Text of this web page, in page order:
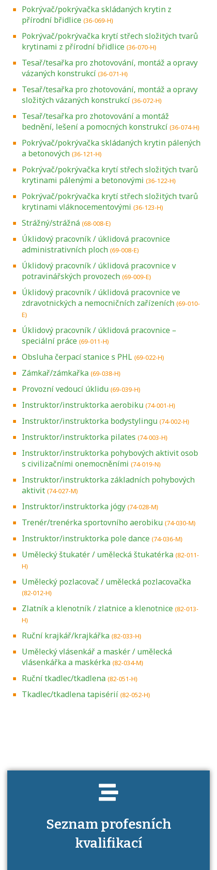
Pokrývač/pokrývačka skládaných krytin z
přírodní břidlice (36-069-H)
Pokrývač/pokrývačka krytí střech složitých tvarů
krytinami z přírodní břidlice (36-070-H)
Tesař/tesařka pro zhotovování, montáž a opravy
vázaných konstrukcí (36-071-H)
Tesař/tesařka pro zhotovování, montáž a opravy
složitých vázaných konstrukcí (36-072-H)
Tesař/tesařka pro zhotovování a montáž
bednění, lešení a pomocných konstrukcí (36-074-H)
Pokrývač/pokrývačka skládaných krytin pálených
a betonových (36-121-H)
Pokrývač/pokrývačka krytí střech složitých tvarů
krytinami pálenými a betonovými (36-122-H)
Pokrývač/pokrývačka krytí střech složitých tvarů
krytinami vláknocementovými (36-123-H)
Strážný/strážná (68-008-E)
Úklidový pracovník / úklidová pracovnice
administrativních ploch (69-008-E)
Úklidový pracovník / úklidová pracovnice v
potravinářských provozech (69-009-E)
Úklidový pracovník / úklidová pracovnice ve
zdravotnických a nemocničních zařízeních (69-010-
E)
Úklidový pracovník / úklidová pracovnice –
speciální práce (69-011-H)
Obsluha čerpací stanice s PHL (69-022-H)
Zámkař/zámkařka (69-038-H)
Provozní vedoucí úklidu (69-039-H)
Instruktor/instruktorka aerobiku (74-001-H)
Instruktor/instruktorka bodystylingu (74-002-H)
Instruktor/instruktorka pilates (74-003-H)
Instruktor/instruktorka pohybových aktivit osob
s civilizačními onemocněními (74-019-N)
Instruktor/instruktorka základních pohybových
aktivit (74-027-M)
Instruktor/instruktorka jógy (74-028-M)
Trenér/trenérka sportovního aerobiku (74-030-M)
Instruktor/instruktorka pole dance (74-036-M)
Umělecký štukatér / umělecká štukatérka (82-011-
H)
Umělecký pozlacovač / umělecká pozlacovačka
(82-012-H)
Zlatník a klenotník / zlatnice a klenotnice (82-013-
H)
Ruční krajkář/krajkářka (82-033-H)
Umělecký vlásenkář a maskér / umělecká
vlásenkářka a maskérka (82-034-M)
Ruční tkadlec/tkadlena (82-051-H)
Tkadlec/tkadlena tapisérií (82-052-H)
Seznam profesních
kvalifikací
Projděte si seznam profesních kvalifikací.